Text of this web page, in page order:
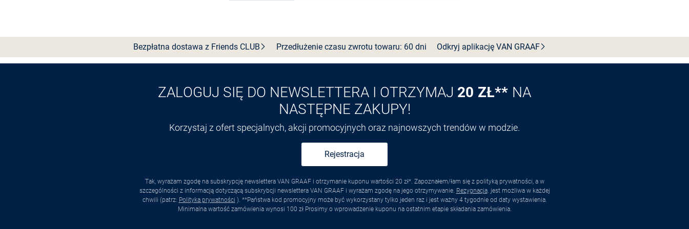
Bezpłatna dostawa z FriendsCLUB Przedłużenie czasu zwrotu towaru: 60 dni Odkryj aplikację VAN GRAAF
ZALOGUJ SIĘ DO NEWSLETTERA I OTRZYMAJ 20 ZŁ** NA
NASTĘPNE ZAKUPY!
Korzystaj z ofert specjalnych, akcji promocyjnych oraz najnowszych trendów w modzie.
Rejestracja
Tak, wyrażam zgodę na subskrypcję newslettera VAN GRAAF i otrzymanie kuponu wartości 20 zł*. Zapoznałem/łam się z polityką prywatności, a w
szczególności z informacją dotyczącą subskrybcji newslettera VAN GRAAF i wyrażam zgodę na jego otrzymywanie. Rezygnacja. jest możliwa w każdej
chwili (patrz: Polityka prywatności ). **Państwa kod promocyjny może być wykorzystany tylko jeden raz i jest ważny 4 tygodnie od daty wystawienia.
Minimalna wartość zamówienia wynosi 100 zł Prosimy o wprowadzenie kuponu na ostatnim etapie składania zamówienia.